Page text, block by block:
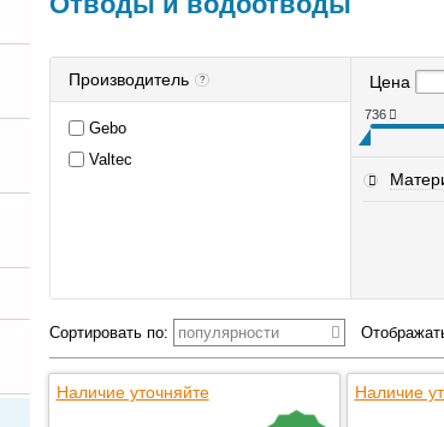
Производитель ?
Gebo
Valtec
Цена
736
Сортировать по: популярности
Наличие уточняйте Наличие